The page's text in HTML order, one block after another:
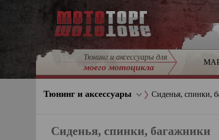
Тюнинг и аксессуары для
моего мотоцикла
Тюнинг и аксессуары Сиденья, спинки,
Сиденья, спинки, багажники